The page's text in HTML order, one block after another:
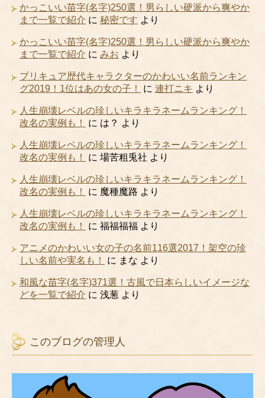
かっこいい苗字(名字)250選！男らしい硬派から爽やか
まで一覧で紹介 に 秘密です より
かっこいい苗字(名字)250選！男らしい硬派から爽やか
まで一覧で紹介 に みお より
プリキュア歴代キャラクターのかわいい名前ランキン
グ2019！1位はあの女の子！
に 連打ニキ より
人生崩壊レベルの珍しいキラキラネームランキング！
改名の実例も！
に は？ より
人生崩壊レベルの珍しいキラキラネームランキング！
改名の実例も！
に 場苦粗兎社 より
人生崩壊レベルの珍しいキラキラネームランキング！
改名の実例も！
に 魔種魔路 より
人生崩壊レベルの珍しいキラキラネームランキング！
改名の実例も！
に 福福福福 より
アニメのかわいい女の子の名前116選2017！架空の珍
しい名前や実名も！
に まな より
和風な苗字(名字)371選！古風で日本らしいイメージな
どを一覧で紹介 に 浅葱 より
このブログの管理人